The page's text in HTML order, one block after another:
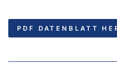
PDF DATENBLATT